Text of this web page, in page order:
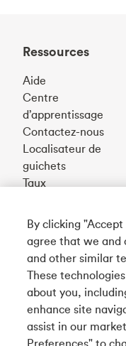
Ressources
Aide
Centre
d’apprentissage
Contactez-nous
Localisateur de
guichets
Taux
Téléchargez
Connectez-vous
By clicking
agree that we and
and other similar
These
about you,
enhance site
assist in our
Preferences" to